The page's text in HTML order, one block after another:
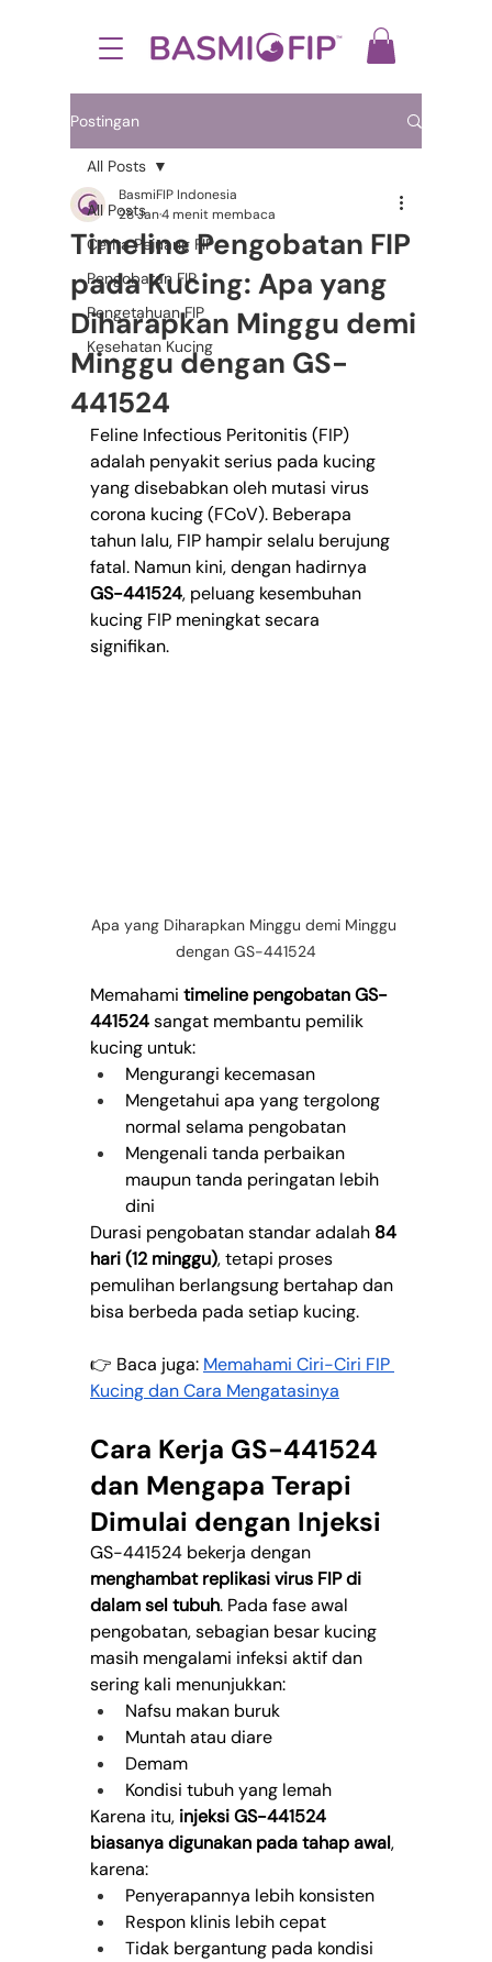
Postingan
All Posts
Cerita Pejuang FIP
Pengobatan FIP
Pengetahuan FIP
Kesehatan Kucing
All Posts
Timeline Pengobatan FIP
pada Kucing: Apa yang
Diharapkan Minggu demi
Minggu dengan GS-
441524
BasmiFIP Indonesia
28 Jan4 menit membaca
Feline Infectious Peritonitis (FIP)
adalah penyakit serius pada kucing
yang disebabkan oleh mutasi virus
corona kucing (FCoV). Beberapa
tahun lalu, FIP hampir selalu berujung
fatal. Namun kini, dengan hadirnya
GS-441524, peluang kesembuhan
kucing FIP meningkat secara
signifikan.
Apa yang Diharapkan Minggu demi Minggu
dengan GS-441524
Memahami timeline pengobatan GS-
441524 sangat membantu pemilik
kucing untuk:
Mengurangi kecemasan
Mengetahui apa yang tergolong
normal selama pengobatan
Mengenali tanda perbaikan
maupun tanda peringatan lebih
dini
Durasi pengobatan standar adalah 84
hari (12 minggu), tetapi proses
pemulihan berlangsung bertahap dan
bisa berbeda pada setiap kucing.
👉 Baca juga: Memahami Ciri-Ciri FIP
Kucing dan Cara Mengatasinya
Cara Kerja GS-441524
dan Mengapa Terapi
Dimulai dengan Injeksi
GS-441524 bekerja dengan
menghambat replikasi virus FIP di
dalam sel tubuh. Pada fase awal
pengobatan, sebagian besar kucing
masih mengalami infeksi aktif dan
sering kali menunjukkan:
Nafsu makan buruk
Muntah atau diare
Demam
Kondisi tubuh yang lemah
Karena itu, injeksi GS-441524
biasanya digunakan pada tahap awal,
karena:
Penyerapannya lebih konsisten
Respon klinis lebih cepat
Tidak bergantung pada kondisi